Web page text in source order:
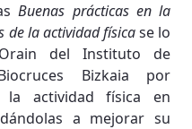
Buenas prácticas en la
de la actividad físicase lo
del Instituto de
Bizkaia por
actividad física en
a mejorar su